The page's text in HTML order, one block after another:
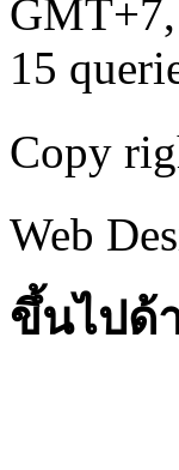
15
Copy
Web
ขึ้นไปด้